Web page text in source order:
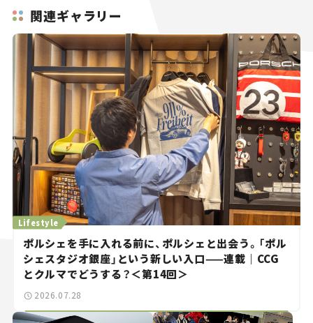
関連ギャラリー
Lifestyle
ポルシェを手に入れる前に、ポルシェと出会う。「ポル
シェスタジオ銀座」という新しい入口——連載｜CCG
とクルマでどうする？＜第14回＞
2026.07.28